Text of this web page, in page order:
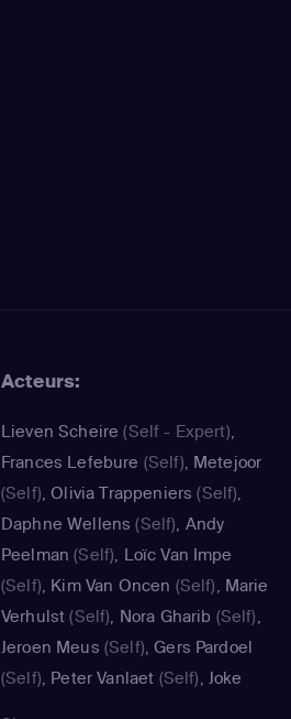
Acteurs:
Lieven Scheire (Self - Expert),
Frances Lefebure (Self), Metejoor
(Self),Olivia Trappeniers (Self),
Daphne Wellens (Self), Andy
Peelman (Self), Loïc Van Impe
(Self), Kim Van Oncen (Self), Marie
Verhulst (Self), Nora Gharib (Self),
Jeroen Meus (Self),Gers Pardoel
(Self), Peter Vanlaet (Self), Joke